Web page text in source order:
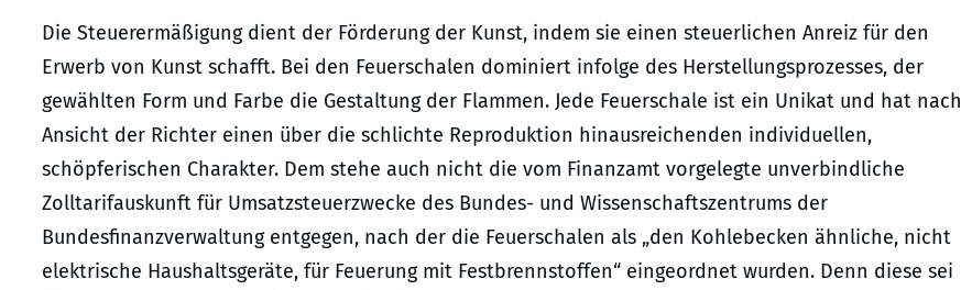
Die Steuerermäßigung dient der Förderung der Kunst, indem sie einen steuerlichen Anreiz für den
Erwerb von Kunst schafft. Bei den Feuerschalen dominiert infolge des Herstellungsprozesses, der
gewählten Form und Farbe die Gestaltung der Flammen. Jede Feuerschale ist ein Unikat und hat nach
Ansicht der Richter einen über die schlichte Reproduktion hinausreichenden individuellen,
schöpferischen Charakter. Dem stehe auch nicht die vom Finanzamt vorgelegte unverbindliche
Zolltarifauskunft für Umsatzsteuerzwecke des Bundes- und Wissenschaftszentrums der
Bundesfinanzverwaltung entgegen, nach der die Feuerschalen als „den Kohlebecken ähnliche, nicht
elektrische Haushaltsgeräte, für Feuerung mit Festbrennstoffen“ eingeordnet wurden. Denn diese sei